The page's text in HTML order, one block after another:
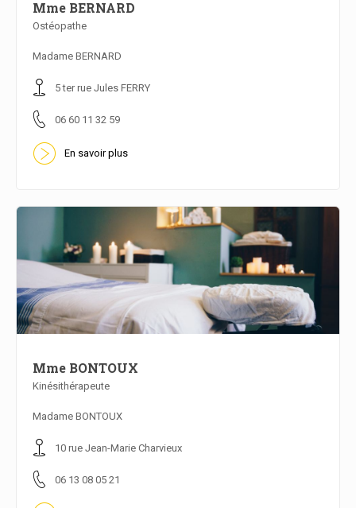
Mme BERNARD
Ostéopathe
Madame BERNARD
5 ter rue Jules FERRY
06 60 11 32 59
En savoir plus
Mme BONTOUX
Kinésithérapeute
Madame BONTOUX
10 rue Jean-Marie Charvieux
06 13 08 05 21